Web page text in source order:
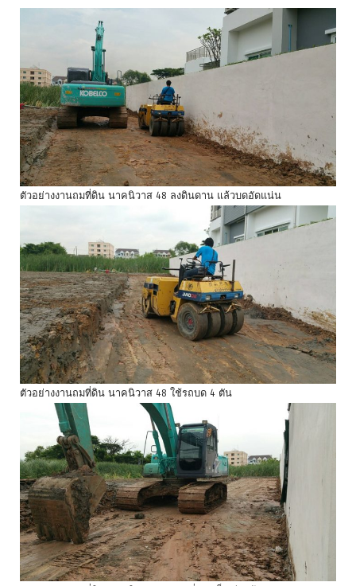
ตัวอย่างงานถมที่ดิน นาคนิวาส 48 ลงดินดาน แล้วบดอัดแน่น
ตัวอย่างงานถมที่ดิน นาคนิวาส 48 ใช้รถบด 4 ตัน